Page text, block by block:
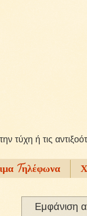
τύχη ή τις
Tηλέφωνα
Εμφάνιση